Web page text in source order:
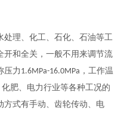
处理、化工、石化、石油等工
开和全关，一般不用来调节流
力1.6MPa-16.0MPa，工作温
肥、电力行业等各种工况的
方式有手动、齿轮传动、电